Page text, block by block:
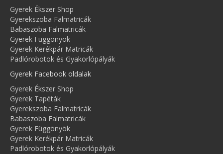
Gyerek Ékszer Shop
Gyerekszoba Falmatricák
Babaszoba Falmatricák
Gyerek Függönyök
Gyerek Kerékpár Matricák
Padlórobotok és Gyakorlópályák
Gyerek Facebook oldalak
Gyerek Ékszer Shop
Gyerek Tapéták
Gyerekszoba Falmatricák
Babaszoba Falmatricák
Gyerek Függönyök
Gyerek Kerékpár Matricák
Padlórobotok és Gyakorlópályák